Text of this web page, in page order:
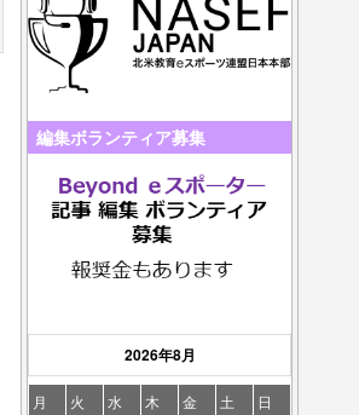
編集ボランティア募集
2026年8月
月 火 水 木 金 土
日